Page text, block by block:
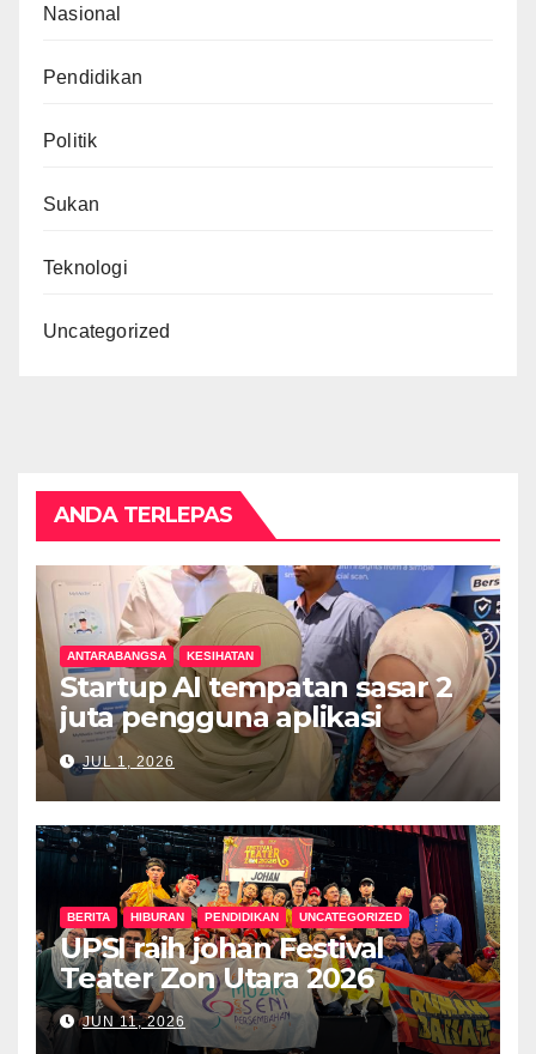
Nasional
Pendidikan
Politik
Sukan
Teknologi
Uncategorized
ANDA TERLEPAS
ANTARABANGSA KESIHATAN
Startup AI tempatan sasar 2
juta pengguna aplikasi
kesihatan digital MyMedix
dalam tempoh setahun
JUL 1, 2026
BERITA HIBURAN PENDIDIKAN UNCATEGORIZED
UPSI raih johan Festival
Teater Zon Utara 2026
JUN 11, 2026